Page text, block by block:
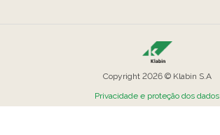
Copyright 2026 © Klabin S.A
Privacidade e proteção dos dados